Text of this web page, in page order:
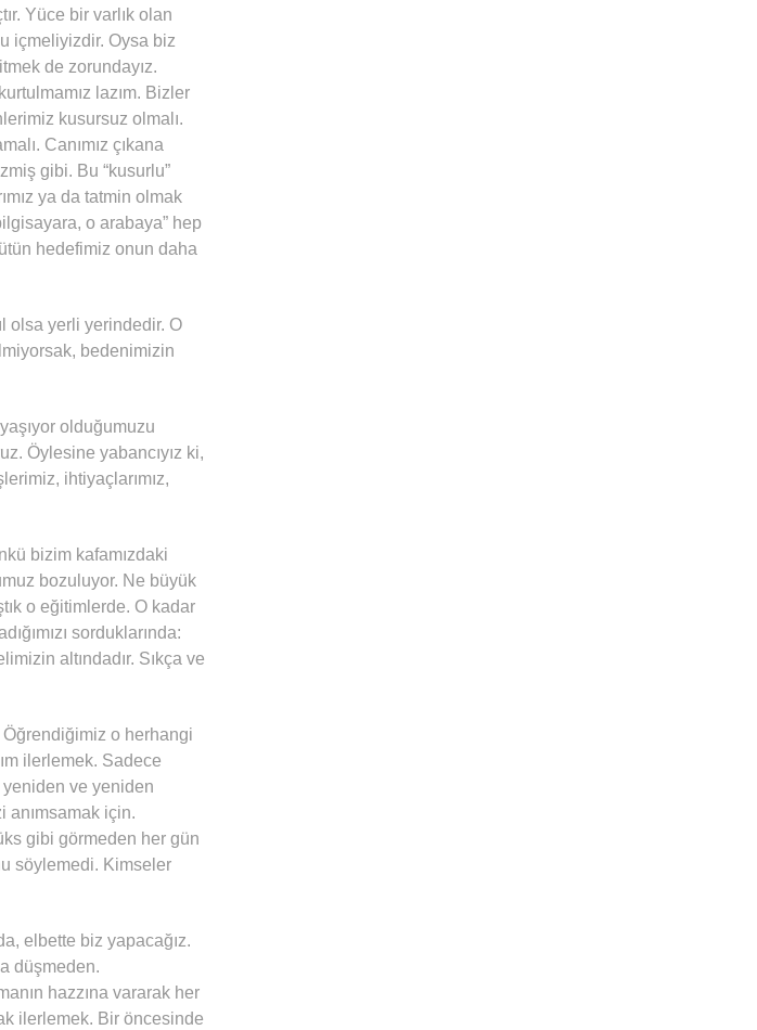
Yüce bir varlık olan
içmeliyizdir. Oysa biz
de zorundayız.
lazım. Bizler
kusursuz olmalı.
Canımız çıkana
gibi. Bu “kusurlu”
ya da tatmin olmak
o arabaya” hep
hedefimiz onun daha
olsa yerli yerindedir. O
bedenimizin
olduğumuzu
Öylesine yabancıyız ki,
ihtiyaçlarımız,
bizim kafamızdaki
bozuluyor. Ne büyük
o eğitimlerde. O kadar
sorduklarında:
altındadır. Sıkça ve
Öğrendiğimiz o herhangi
ilerlemek. Sadece
yeniden ve yeniden
anımsamak için.
gibi görmeden her gün
söylemedi. Kimseler
elbette biz yapacağız.
düşmeden.
hazzına vararak her
ilerlemek. Bir öncesinde